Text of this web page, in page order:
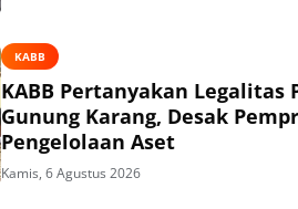
KABB
KABB Pertanyakan Legalitas
Gunung Karang, Desak
Pengelolaan Aset
Kamis, 6 Agustus 2026